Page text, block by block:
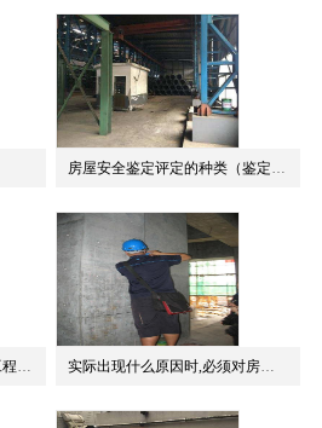
房屋安全鉴定评定的种类（鉴定方法分类及房屋检测鉴定公司）
工程加固是2020年受欢迎的工程建筑（加固工程有哪几种方法） 实际出现什么原因时,必须对房子开展检验评定呢?